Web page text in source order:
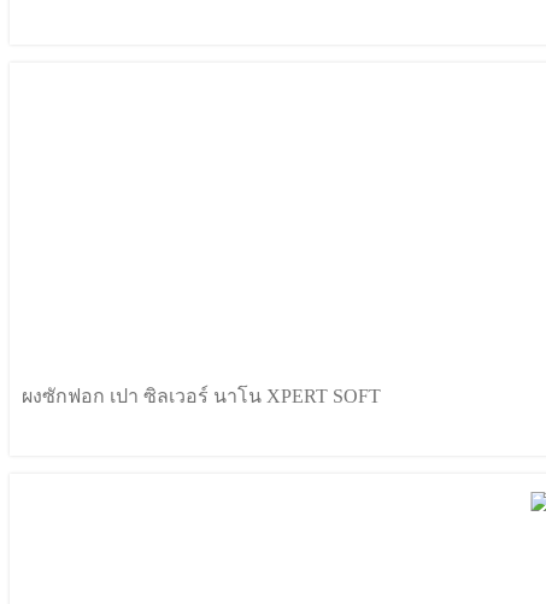
ผงซักฟอก เปา ซิลเวอร์ นาโน XPERT SOFT